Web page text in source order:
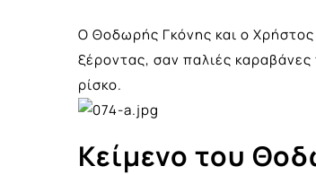
Ο Θοδωρής Γκόνης και ο
ξέροντας, σαν παλιές καραβάνες
ρίσκο.
Κείμενο του